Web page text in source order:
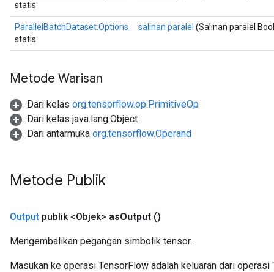
statis
ParallelBatchDataset.Options
statis
salinan paralel (Salinan paralel
Metode Warisan
Dari kelas org.tensorflow.op.PrimitiveOp
Dari kelas java.lang.Object
Dari antarmuka org.tensorflow.Operand
Metode Publik
Output publik <Objek> asOutput ()
Mengembalikan pegangan simbolik tensor.
Masukan ke operasi TensorFlow adalah keluaran dari